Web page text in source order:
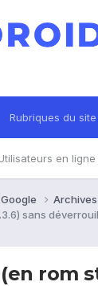
Rubriques du site
en ligne
Google
sans
(en rom